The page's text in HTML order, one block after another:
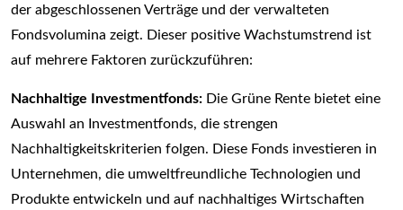
der abgeschlossenen Verträge und der verwalteten
Fondsvolumina zeigt. Dieser positive Wachstumstrend ist
auf mehrere Faktoren zurückzuführen:
Nachhaltige Investmentfonds: Die Grüne Rente bietet eine
Auswahl an Investmentfonds, die strengen
Nachhaltigkeitskriterien folgen. Diese Fonds investieren in
Unternehmen, die umweltfreundliche Technologien und
Produkte entwickeln und auf nachhaltiges Wirtschaften